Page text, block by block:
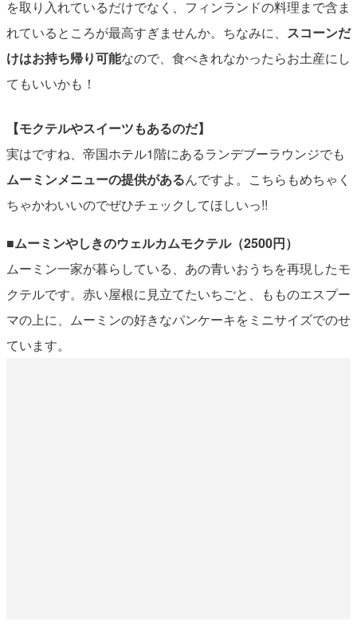
を取り入れているだけでなく、フィンランドの料理まで含ま
れているところが最高すぎませんか。ちなみに、 スコーンだ
けはお持ち帰り可能なので、食べきれなかったらお土産にし
てもいいかも！
【モクテルやスイーツもあるのだ】
実はですね、帝国ホテル1階にあるランデブーラウンジでも
ムーミンメニューの提供があるんですよ。こちらもめちゃく
ちゃかわいいのでぜひチェックしてほしいっ!!
■ムーミンやしきのウェルカムモクテル（2500円）
ムーミン一家が暮らしている、あの青いおうちを再現したモ
クテルです。赤い屋根に見立てたいちごと、もものエスプー
マの上に、ムーミンの好きなパンケーキをミニサイズでのせ
ています。